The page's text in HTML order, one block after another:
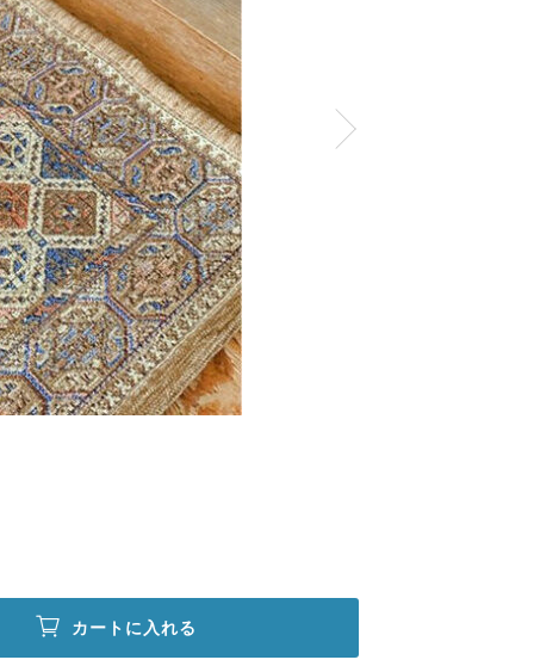
カートに入れる